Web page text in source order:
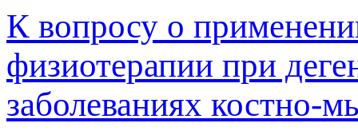
К вопросу о
физиотерапии при
заболеваниях костно-